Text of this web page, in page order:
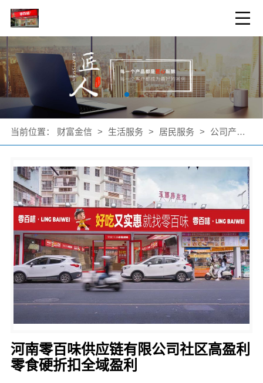
当前位置： 财富金信 > 生活服务 > 居民服务 > 公司产品
河南零百味供应链有限公司社区高盈利
零食硬折扣全域盈利